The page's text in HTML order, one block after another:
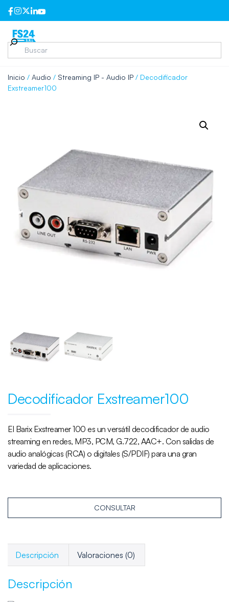
Inicio / Audio / Streaming IP - Audio IP / Decodificador
Exstreamer100
Decodificador Exstreamer100
El Barix Exstreamer 100 es un versátil decodificador de audio
streaming en redes, MP3, PCM, G.722, AAC+. Con salidas de
audio analógicas (RCA) o digitales (S/PDIF) para una gran
variedad de aplicaciones.
CONSULTAR
Descripción Valoraciones (0)
Descripción